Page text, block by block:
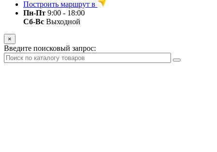
Построить маршрут в
Пн-Пт 9:00 - 18:00
Сб-Вс Выходной
×
Введите поисковый запрос: